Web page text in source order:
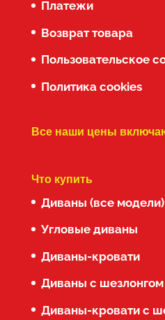
Платежи
Возврат товара
Пользовательское
Политика cookies
Все наши цены
Что купить
Диваны (все модели)
Угловые диваны
Диваны-кровати
Диваны с шезлонгом
Диваны-кровати с